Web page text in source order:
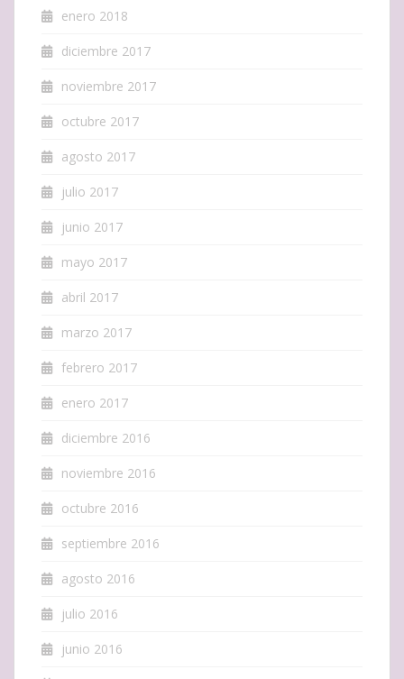
enero 2018
diciembre 2017
noviembre 2017
octubre 2017
agosto 2017
julio 2017
junio 2017
mayo 2017
abril 2017
marzo 2017
febrero 2017
enero 2017
diciembre 2016
noviembre 2016
octubre 2016
septiembre 2016
agosto 2016
julio 2016
junio 2016